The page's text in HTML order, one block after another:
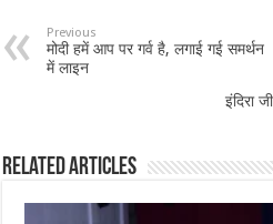
Previous
मोदी हमें आप पर गर्व है, लगाई गई समर्थन
में लाइन
इंदिरा
Related Articles